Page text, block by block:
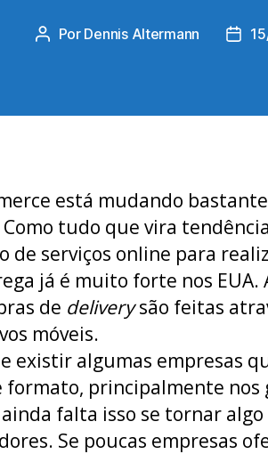
Autor
Por Dennis Altermann
Data
está mudando
Como tudo que vira
de serviços online para
já é muito forte nos EUA.
de deliverysão feitas
móveis.
existir algumas empresas
formato, principalmente nos
falta isso se tornar
Se poucas empresas